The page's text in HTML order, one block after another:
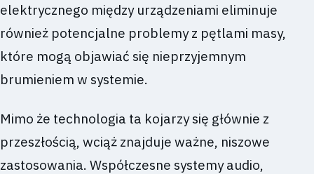
elektrycznego między urządzeniami eliminuje
również potencjalne problemy z pętlami masy,
które mogą objawiać się nieprzyjemnym
brumieniem w systemie.
Mimo że technologia ta kojarzy się głównie z
przeszłością, wciąż znajduje ważne, niszowe
zastosowania. Współczesne systemy audio,